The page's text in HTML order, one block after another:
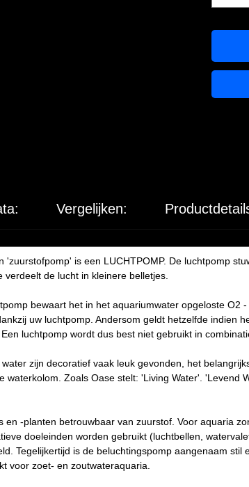
Vergelijken:
is een LUCHTPOMP. De luchtpomp
de lucht in kleinere belletjes.
bewaart het in het aquariumwater opgeloste O2
uw luchtpomp. Andersom geldt hetzelfde indien
luchtpomp wordt dus best niet gebruikt in
zijn decoratief vaak leuk gevonden, het
waterkolom. Zoals Oase stelt: 'Living Water'. 'Levend
en -planten betrouwbaar van zuurstof. Voor aquaria
doeleinden worden gebruikt (luchtbellen,
Tegelijkertijd is de beluchtingspomp aangenaam stil
voor zoet- en zoutwateraquaria.